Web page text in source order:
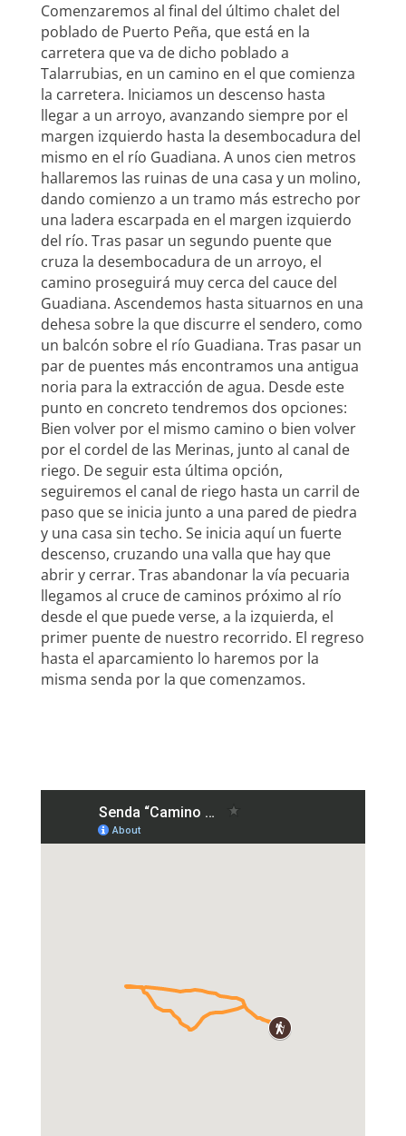
Comenzaremos al final del último chalet del
poblado de Puerto Peña, que está en la
carretera que va de dicho poblado a
Talarrubias, en un camino en el que comienza
la carretera. Iniciamos un descenso hasta
llegar a un arroyo, avanzando siempre por el
margen izquierdo hasta la desembocadura del
mismo en el río Guadiana. A unos cien metros
hallaremos las ruinas de una casa y un molino,
dando comienzo a un tramo más estrecho por
una ladera escarpada en el margen izquierdo
del río. Tras pasar un segundo puente que
cruza la desembocadura de un arroyo, el
camino proseguirá muy cerca del cauce del
Guadiana. Ascendemos hasta situarnos en una
dehesa sobre la que discurre el sendero, como
un balcón sobre el río Guadiana. Tras pasar un
par de puentes más encontramos una antigua
noria para la extracción de agua. Desde este
punto en concreto tendremos dos opciones:
Bien volver por el mismo camino o bien volver
por el cordel de las Merinas, junto al canal de
riego. De seguir esta última opción,
seguiremos el canal de riego hasta un carril de
paso que se inicia junto a una pared de piedra
y una casa sin techo. Se inicia aquí un fuerte
descenso, cruzando una valla que hay que
abrir y cerrar. Tras abandonar la vía pecuaria
llegamos al cruce de caminos próximo al río
desde el que puede verse, a la izquierda, el
primer puente de nuestro recorrido. El regreso
hasta el aparcamiento lo haremos por la
misma senda por la que comenzamos.